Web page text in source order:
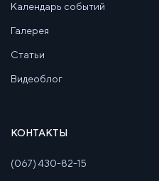
Календарь событий
Галерея
Статьи
Видеоблог
КОНТАКТЫ
(067) 430-82-15